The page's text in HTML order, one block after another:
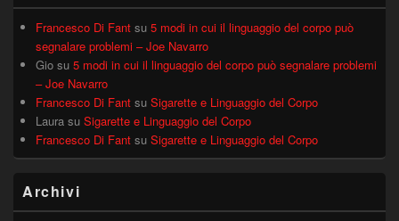
Francesco Di Fant su 5 modi in cui il linguaggio del corpo può
segnalare problemi – Joe Navarro
Gio su 5 modi in cui il linguaggio del corpo può segnalare problemi
– Joe Navarro
Francesco Di Fant su Sigarette e Linguaggio del Corpo
Laura su Sigarette e Linguaggio del Corpo
Francesco Di Fant su Sigarette e Linguaggio del Corpo
Archivi